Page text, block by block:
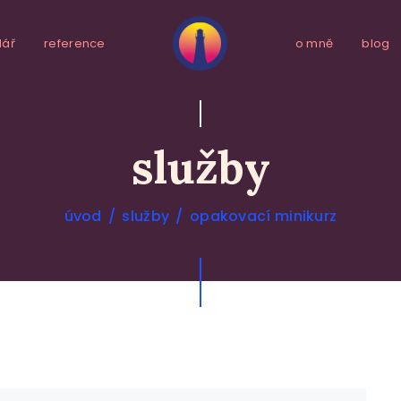
reference o mně blog
služby
úvod služby opakovací minikurz
SLUŽBY
REFERENCE